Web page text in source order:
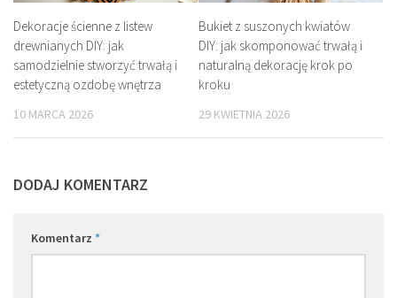
Dekoracje ścienne z listew
drewnianych DIY: jak
samodzielnie stworzyć trwałą i
estetyczną ozdobę wnętrza
10 MARCA 2026
Bukiet z suszonych kwiatów
DIY: jak skomponować trwałą i
naturalną dekorację krok po
kroku
29 KWIETNIA 2026
DODAJ KOMENTARZ
Komentarz *